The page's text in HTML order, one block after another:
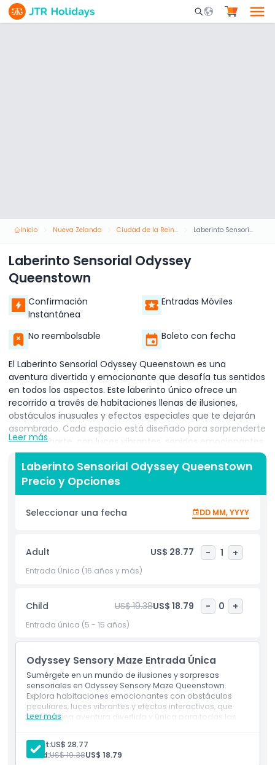
Mobile Search
Inicio Nueva Zelanda Ciudad de la Reina Laberinto Sensorial Odyssey Queenstown
Laberinto Sensorial Odyssey
Queenstown
Confirmación
Instantánea
Entradas Móviles
No reembolsable Boleto con fecha
El Laberinto Sensorial Odyssey Queenstown es una
aventura divertida y emocionante que desafía tus sentidos
en todos los aspectos. Este laberinto único ofrece un
recorrido a través de habitaciones llenas de ilusiones,
obstáculos inusuales y efectos especiales que te dejarán
asombrado. Cada espacio está diseñado para sorprenderte
y engancharte, con luces vibrantes, sonidos emocionantes
y características interactivas que crean una experiencia
inolvidable. Ubicado en el corazón de Queenstown, el
Laberinto Sensorial Odyssey es una visita obligada para
quienes buscan entretenimiento familiar o una actividad
única con amigos. Es la manera perfecta de disfrutar una
hora de risas, descubrimiento y emoción en uno de los
Aspectos Destacados
Inclusiones
Política para Niños y Adultos
Exclusiones
Horario de Apertura
Cosas a Saber
Leer más
Laberinto Sensorial Odyssey Queenstown
Precio y Opciones
Seleccionar una fecha DD MM, YYYY
Adult US$ 28.77 - 1 +
Entrada Única (16 años y más)
Child US$ 19.38US$ 18.79 - 0 +
Entrada única (5 - 15 años)
Odyssey Sensory Maze Entrada Única
Sumérgete en un mundo de ilusiones y sorpresas
sensoriales en Odyssey Sensory Maze Queenstown.
Explora habitaciones emocionantes con obstáculos
peculiares, luces vibrantes y efectos interactivos, que
ofrecen una aventura divertida y única para todas las
Leer más
Adult:US$ 28.77
Child:US$ 19.38US$ 18.79